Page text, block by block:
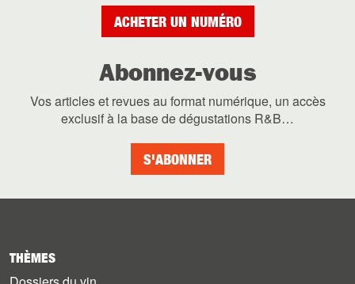
ACHETER UN NUMÉRO
Abonnez-vous
Vos articles et revues au format numérique, un accès
exclusif à la base de dégustations R&B…
S'ABONNER
THÈMES